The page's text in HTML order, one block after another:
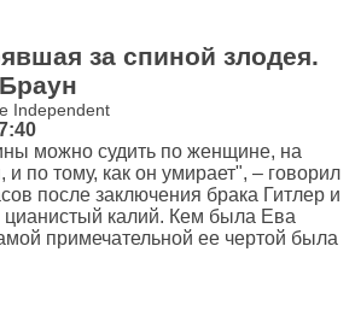
за спиной злодея.
Independent
можно судить по женщине, на
и по тому, как он умирает", – говорил
после заключения брака Гитлер и
калий. Кем была Ева
примечательной ее чертой была